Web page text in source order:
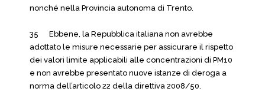
nonché nella Provincia autonoma di Trento.
35 Ebbene, la Repubblica italiana non avrebbe
adottato le misure necessarie per assicurare il rispetto
dei valori limite applicabili alle concentrazioni di PM10
e non avrebbe presentato nuove istanze di deroga a
norma dell’articolo 22 della direttiva 2008/50.